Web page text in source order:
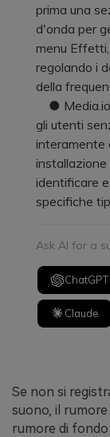
prima una
d'onda per
menu
regolando i
della
● Media.io
gli utenti
interamente
identificare
specifiche
Ask AI for a
ChatGPT
Claude
Se non si
suono, il rumore
rumore di